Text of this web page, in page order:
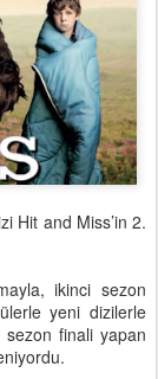
Hit and Miss’in 2.
ikinci sezon
yeni dizilerle
sezon finali yapan